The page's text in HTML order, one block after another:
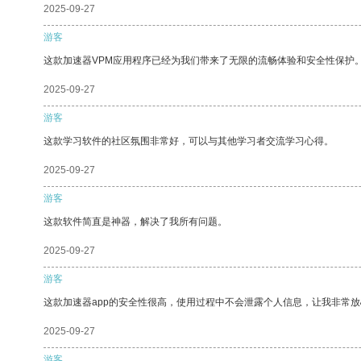
2025-09-27
游客
这款加速器VPM应用程序已经为我们带来了无限的流畅体验和安全性保护
2025-09-27
游客
这款学习软件的社区氛围非常好，可以与其他学习者交流学习心得。
2025-09-27
游客
这款软件简直是神器，解决了我所有问题。
2025-09-27
游客
这款加速器app的安全性很高，使用过程中不会泄露个人信息，让我非常
2025-09-27